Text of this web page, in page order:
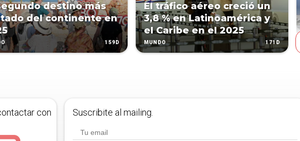
destino más
del continente en
159D
El tráfico aéreo creció un
3,8 % en Latinoamérica y
el Caribe en el 2025
MUNDO 171D
con
Suscribite al mailing.